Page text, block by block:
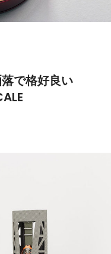
で格好良い